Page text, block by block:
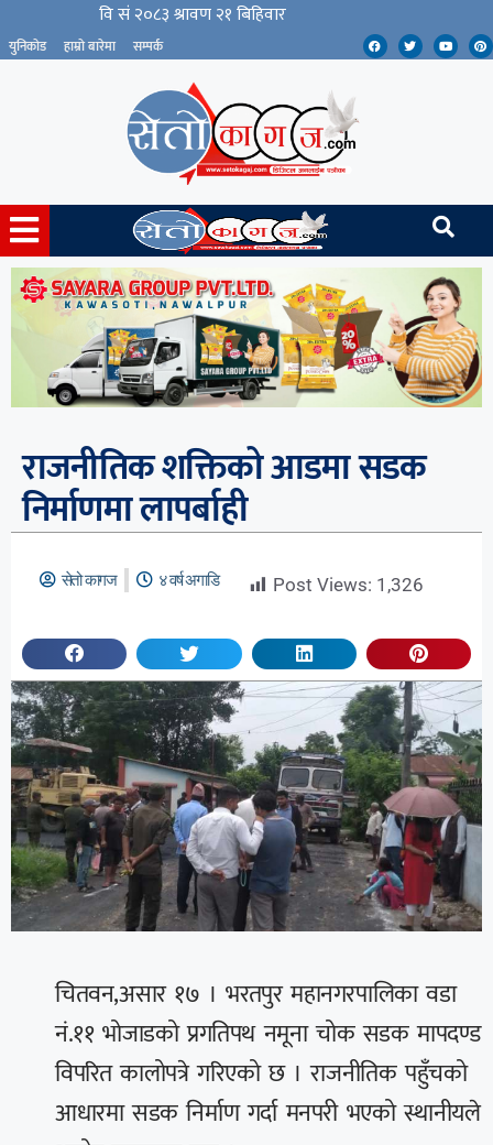
युनिकोड हाम्रो बारेमा सम्पर्क
राजनीतिक शक्तिको आडमा सडक
निर्माणमा लापर्बाही
सेतो कागज ४ वर्ष अगाडि Post Views: 1,326
चितवन,असार १७ । भरतपुर महानगरपालिका वडा
नं.११ भोजाडको प्रगतिपथ नमूना चोक सडक मापदण्ड
विपरित कालोपत्रे गरिएको छ । राजनीतिक पहुँचको
आधारमा सडक निर्माण गर्दा मनपरी भएको स्थानीयले